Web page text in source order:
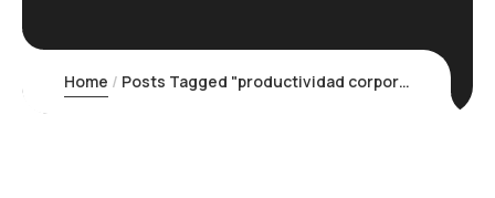
Home Posts Tagged "productividad corporativa"